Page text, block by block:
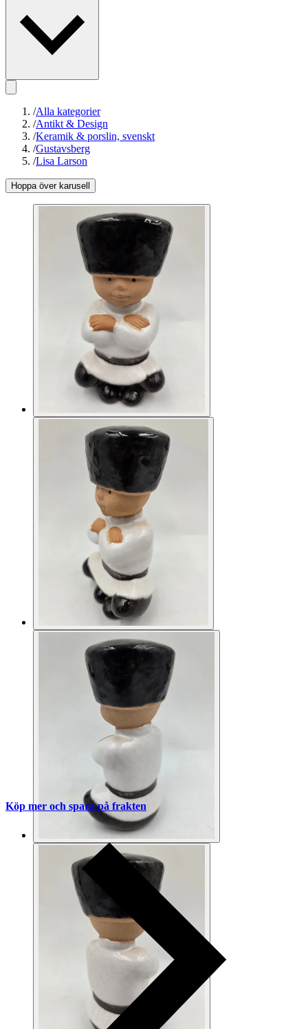
/Alla kategorier
/Antikt & Design
/Keramik & porslin, svenskt
/Gustavsberg
/Lisa Larson
Hoppa över karusell
Köp mer och spara på frakten